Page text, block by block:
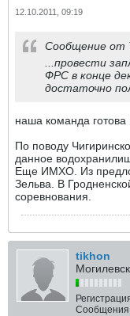
12.10.2011, 09:19
Сообщение от
...провести
ФРС в конце
достаточно
наша команда готова
По поводу
данное
Еще ИМХО. Из
Зельва. В
соревнования.
tikhon